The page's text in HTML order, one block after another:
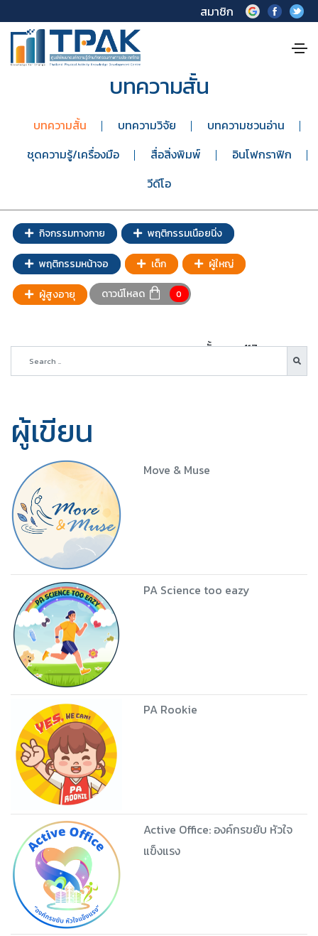
บทความสั้น
บทความสั้น บทความวิจัย
บทความชวนอ่าน
ชุดความรู้/เครื่องมือ
สื่อสิ่งพิมพ์
อินโฟกราฟิก
วีดีโอ
กิจกรรมทางกาย พฤติกรรมเนือยนิ่ง
พฤติกรรมหน้าจอ เด็ก ผู้ใหญ่
ผู้สูงอายุ ดาวน์โหลด 0
5 ชุด
Download
สมาชิก
ทั้งหมด 417 บทความ
ผู้เขียน
Move & Muse
PA Science too eazy
PA Rookie
Active Office: องค์กรขยับ หัวใจ
แข็งแรง